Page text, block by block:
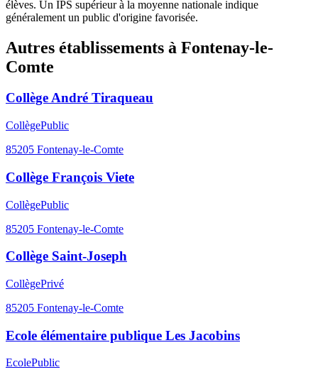
élèves. Un IPS supérieur à la moyenne nationale indique
généralement un public d'origine favorisée.
Autres établissements à Fontenay-le-
Comte
Collège André Tiraqueau
CollègePublic
85205 Fontenay-le-Comte
Collège François Viete
CollègePublic
85205 Fontenay-le-Comte
Collège Saint-Joseph
CollègePrivé
85205 Fontenay-le-Comte
Ecole élémentaire publique Les Jacobins
EcolePublic